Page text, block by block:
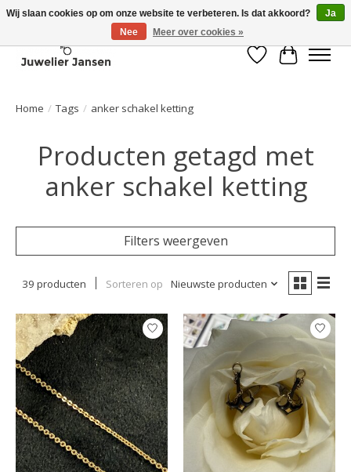
Verlanglijst
Home / Tags / anker schakel ketting
Producten getagd met
anker schakel ketting
Filters weergeven
39 producten Sorteren op Nieuwste producten
Wij slaan cookies op om onze website te verbeteren. Is dat akkoord?
Ja
Nee
Meer over cookies »